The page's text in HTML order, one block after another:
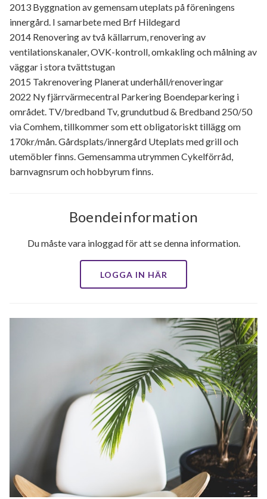
2013 Byggnation av gemensam uteplats på föreningens
innergård. I samarbete med Brf Hildegard
2014 Renovering av två källarrum, renovering av
ventilationskanaler, OVK-kontroll, omkakling och målning av
väggar i stora tvättstugan
2015 Takrenovering Planerat underhåll/renoveringar
2022 Ny fjärrvärmecentral Parkering Boendeparkering i
området. TV/bredband Tv, grundutbud & Bredband 250/50
via Comhem, tillkommer som ett obligatoriskt tillägg om
170kr/mån. Gårdsplats/innergård Uteplats med grill och
utemöbler finns. Gemensamma utrymmen Cykelförråd,
barnvagnsrum och hobbyrum finns.
Boendeinformation
Du måste vara inloggad för att se denna information.
LOGGA IN HÄR